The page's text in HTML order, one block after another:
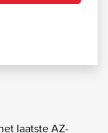
laatste AZ-